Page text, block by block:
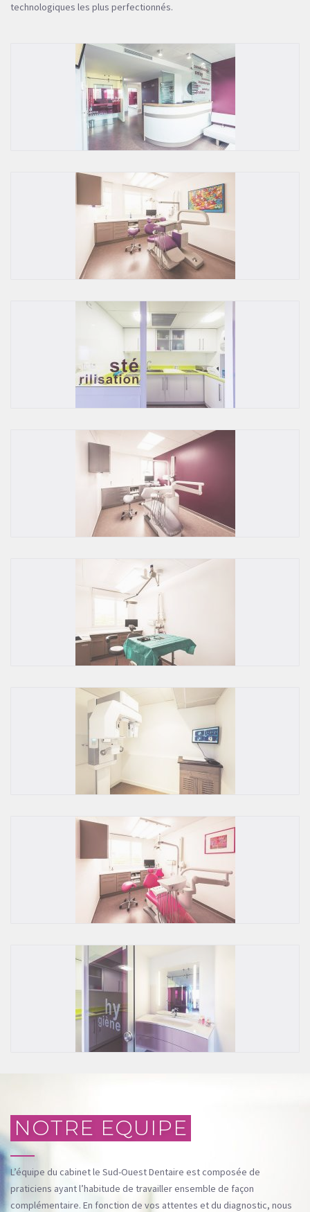
technologiques les plus perfectionnés.
NOTRE EQUIPE
L’équipe du cabinet le Sud-Ouest Dentaire est composée de
praticiens ayant l’habitude de travailler ensemble de façon
complémentaire. En fonction de vos attentes et du diagnostic, nous